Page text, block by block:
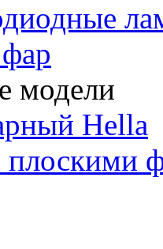
модели
Hella
плоскими